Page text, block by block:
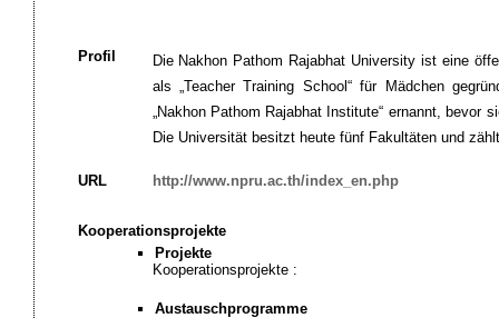
Profil
Die Nakhon Pathom Rajabhat University ist eine
als „Teacher Training School“ für Mädchen
„Nakhon Pathom Rajabhat Institute“ ernannt, bevor
Die Universität besitzt heute fünf Fakultäten und
URL http://www.npru.ac.th/index_en.php
Kooperationsprojekte
Projekte
Kooperationsprojekte :
Austauschprogramme